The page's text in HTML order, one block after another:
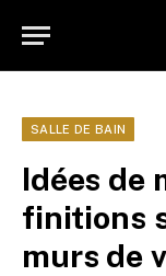
SALLE DE BAIN
Idées de
finitions
murs de